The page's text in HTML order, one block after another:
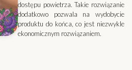
dostępu powietrza. Takie rozwiązanie
dodatkowo pozwala na wydobycie
produktu do końca, co jest niezwykle
ekonomicznym rozwiązaniem.